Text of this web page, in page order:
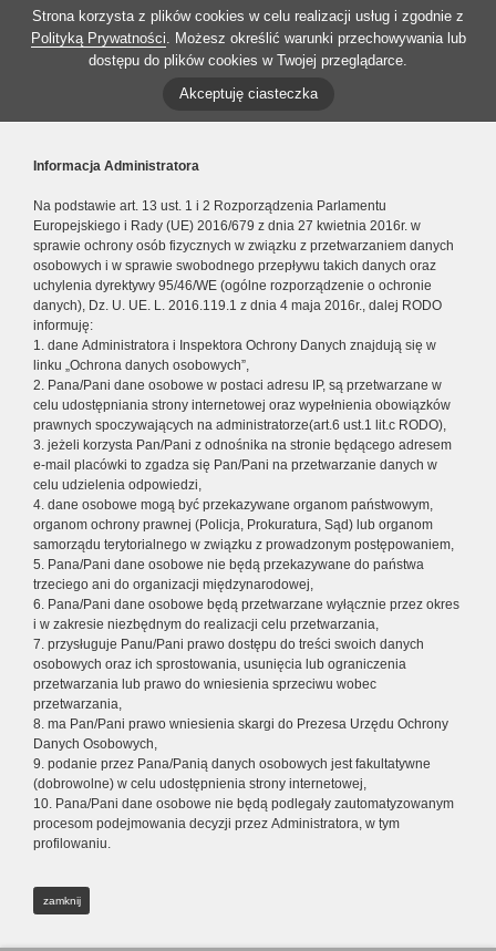
Strona korzysta z plików cookies w celu realizacji usług i zgodnie z
Polityką Prywatności. Możesz określić warunki przechowywania lub
dostępu do plików cookies w Twojej przeglądarce.
Akceptuję ciasteczka
Informacja Administratora
Na podstawie art. 13 ust. 1 i 2 Rozporządzenia Parlamentu
Europejskiego i Rady (UE) 2016/679 z dnia 27 kwietnia 2016r. w
sprawie ochrony osób fizycznych w związku z przetwarzaniem danych
osobowych i w sprawie swobodnego przepływu takich danych oraz
uchylenia dyrektywy 95/46/WE (ogólne rozporządzenie o ochronie
danych), Dz. U. UE. L. 2016.119.1 z dnia 4 maja 2016r., dalej RODO
informuję:
1. dane Administratora i Inspektora Ochrony Danych znajdują się w
linku „Ochrona danych osobowych”,
2. Pana/Pani dane osobowe w postaci adresu IP, są przetwarzane w
celu udostępniania strony internetowej oraz wypełnienia obowiązków
prawnych spoczywających na administratorze(art.6 ust.1 lit.c RODO),
3. jeżeli korzysta Pan/Pani z odnośnika na stronie będącego adresem
e-mail placówki to zgadza się Pan/Pani na przetwarzanie danych w
celu udzielenia odpowiedzi,
4. dane osobowe mogą być przekazywane organom państwowym,
organom ochrony prawnej (Policja, Prokuratura, Sąd) lub organom
samorządu terytorialnego w związku z prowadzonym postępowaniem,
5. Pana/Pani dane osobowe nie będą przekazywane do państwa
trzeciego ani do organizacji międzynarodowej,
6. Pana/Pani dane osobowe będą przetwarzane wyłącznie przez okres
i w zakresie niezbędnym do realizacji celu przetwarzania,
7. przysługuje Panu/Pani prawo dostępu do treści swoich danych
osobowych oraz ich sprostowania, usunięcia lub ograniczenia
przetwarzania lub prawo do wniesienia sprzeciwu wobec
przetwarzania,
8. ma Pan/Pani prawo wniesienia skargi do Prezesa Urzędu Ochrony
Danych Osobowych,
9. podanie przez Pana/Panią danych osobowych jest fakultatywne
(dobrowolne) w celu udostępnienia strony internetowej,
10. Pana/Pani dane osobowe nie będą podlegały zautomatyzowanym
procesom podejmowania decyzji przez Administratora, w tym
profilowaniu.
zamknij